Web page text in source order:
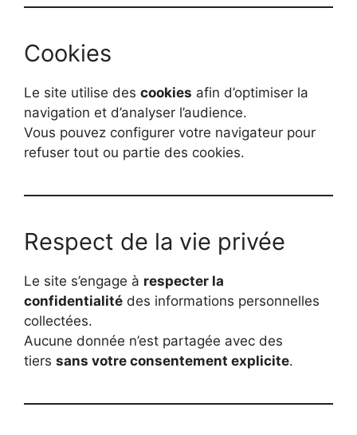
Cookies
Le site utilise des cookies afin d’optimiser la
navigation et d’analyser l’audience.
Vous pouvez configurer votre navigateur pour
refuser tout ou partie des cookies.
Respect de la vie privée
Le site s’engage à respecter la
confidentialité des informations personnelles
collectées.
Aucune donnée n’est partagée avec des
tiers sans votre consentement explicite.